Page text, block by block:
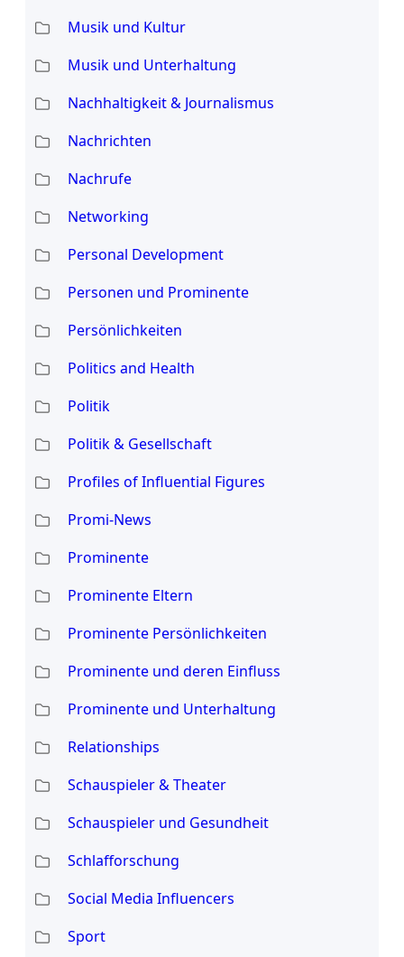
Musik und Kultur
Musik und Unterhaltung
Nachhaltigkeit & Journalismus
Nachrichten
Nachrufe
Networking
Personal Development
Personen und Prominente
Persönlichkeiten
Politics and Health
Politik
Politik & Gesellschaft
Profiles of Influential Figures
Promi-News
Prominente
Prominente Eltern
Prominente Persönlichkeiten
Prominente und deren Einfluss
Prominente und Unterhaltung
Relationships
Schauspieler & Theater
Schauspieler und Gesundheit
Schlafforschung
Social Media Influencers
Sport